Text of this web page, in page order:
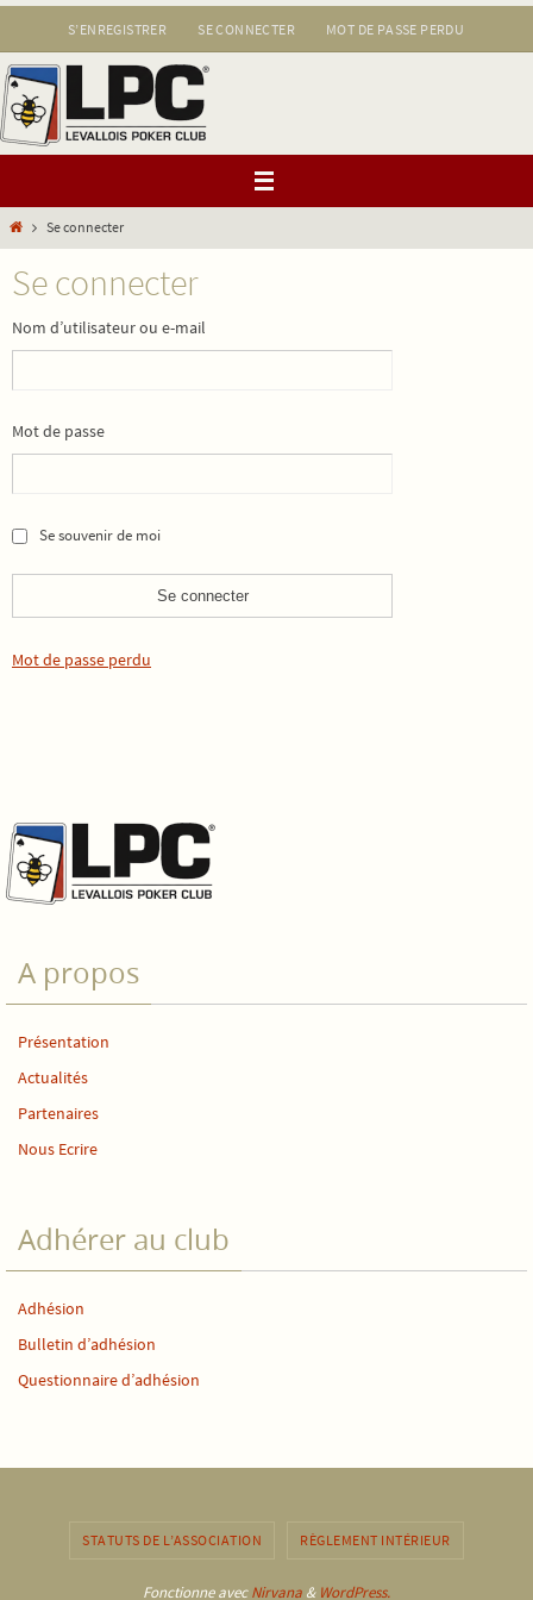
vers
le
contenu
S’ENREGISTRER SE CONNECTER MOT DE PASSE PERDU
HomeSe connecter
Se connecter
Nom d’utilisateur ou e-mail
Mot de passe
Se souvenir de moi
Mot de passe perdu
A propos
Présentation
Actualités
Partenaires
Nous Ecrire
Adhérer au club
Adhésion
Bulletin d’adhésion
Questionnaire d’adhésion
STATUTS DE L’ASSOCIATION RÈGLEMENT INTÉRIEUR
Fonctionne avecNirvana & WordPress.